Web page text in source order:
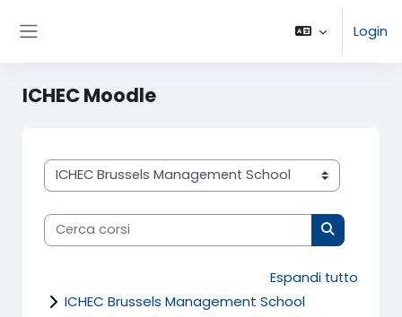
Login
ICHEC Moodle
Categorie di corso
Cerca corsi
Cerca corsi
Espandi tutto
ICHEC Brussels Management School